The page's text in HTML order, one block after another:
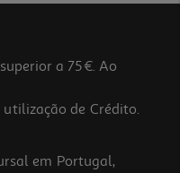
a 75€. Ao
de Crédito.
em Portugal,